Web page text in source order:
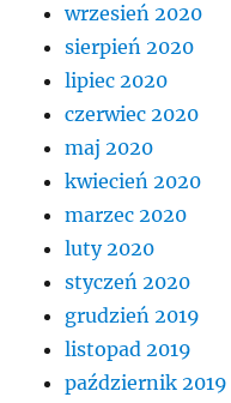
wrzesień 2020
sierpień 2020
lipiec 2020
czerwiec 2020
maj 2020
kwiecień 2020
marzec 2020
luty 2020
styczeń 2020
grudzień 2019
listopad 2019
październik 2019